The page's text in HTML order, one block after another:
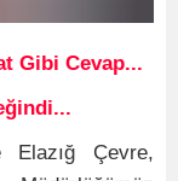
Gibi Cevap...
Çevre,